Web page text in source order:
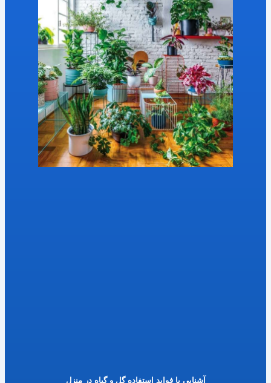
آشنایی با فواید استفاده گل و گیاه در منزل